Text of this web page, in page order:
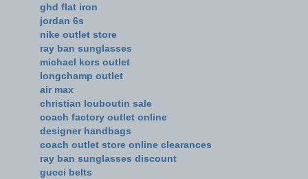
ghd flat iron
jordan 6s
nike outlet store
ray ban sunglasses
michael kors outlet
longchamp outlet
air max
christian louboutin sale
coach factory outlet online
designer handbags
coach outlet store online clearances
ray ban sunglasses discount
gucci belts